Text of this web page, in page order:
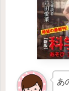
あ